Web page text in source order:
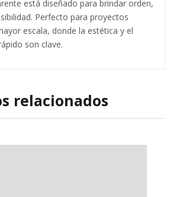
está diseñado para brindar orden,
Perfecto para proyectos
escala, donde la estética y el
son clave.
relacionados